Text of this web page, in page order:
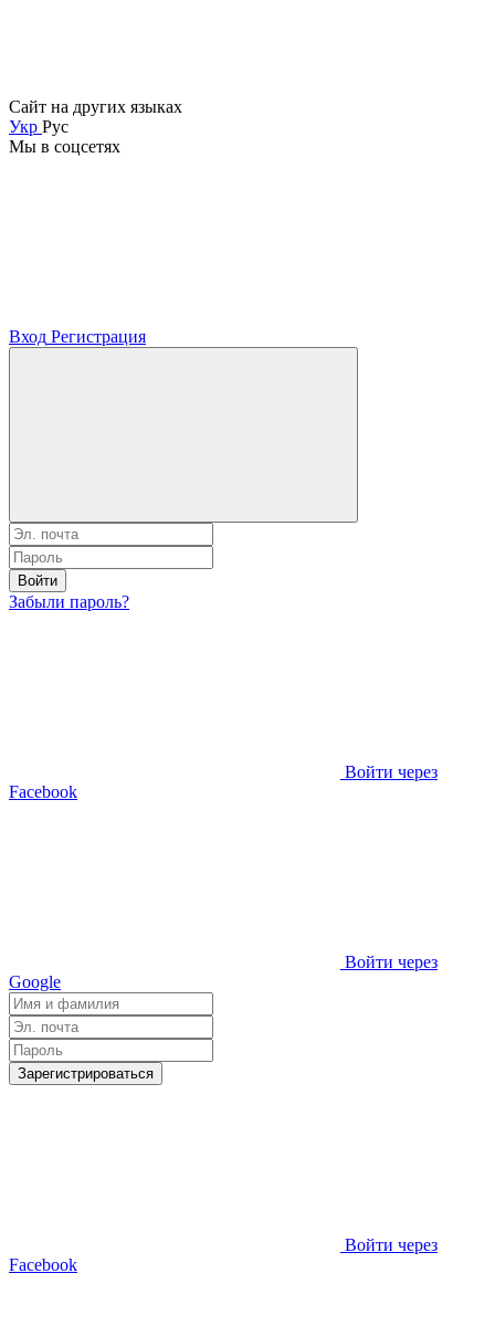
Сайт на других языках
Укр Рус
Мы в соцсетях
Вход Регистрация
Войти
Забыли пароль?
Войти через
Facebook
Войти через
Google
Зарегистрироваться
Войти через
Facebook